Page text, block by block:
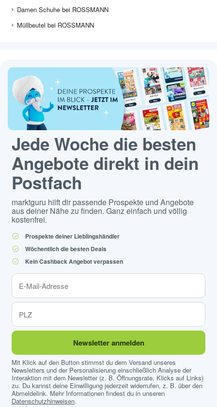
Damen Schuhe bei ROSSMANN
Müllbeutel bei ROSSMANN
Jede Woche die besten
Angebote direkt in dein
Postfach
marktguru hilft dir passende Prospekte und Angebote
aus deiner Nähe zu finden. Ganz einfach und völlig
kostenfrei.
Prospekte deiner Lieblingshändler
Wöchentlich die besten Deals
Kein Cashback Angebot verpassen
Newsletter anmelden
Mit Klick auf den Button stimmst du dem Versand unseres
Newsletters und der Personalisierung einschließlich Analyse der
Interaktion mit dem Newsletter (z. B. Öffnungsrate, Klicks auf Links)
zu. Du kannst deine Einwilligung jederzeit widerrufen, z. B. über den
Abmeldelink. Mehr Informationen findest du in unseren
Datenschutzhinweisen.